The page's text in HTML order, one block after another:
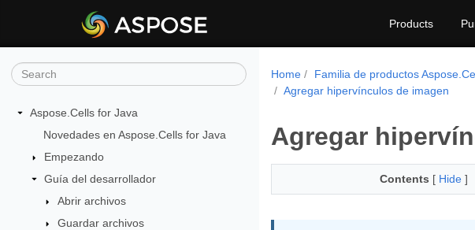
Products
Aspose.Cells for Java
Novedades en Aspose.Cells for Java
Empezando
Guía del desarrollador
Abrir archivos
Guardar archivos
Home Familia de productos
Agregar hipervínculos de imagen
Agregar
Contents [ Hide ]